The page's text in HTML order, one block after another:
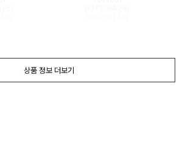
상품 정보 더보기